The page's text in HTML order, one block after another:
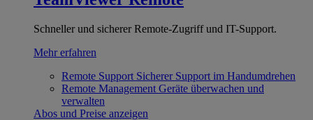
Schneller und sicherer Remote-Zugriff und IT-Support.
Mehr erfahren
Remote Support Sicherer Support im Handumdrehen
Remote Management Geräte überwachen und
verwalten
Abos und Preise anzeigen